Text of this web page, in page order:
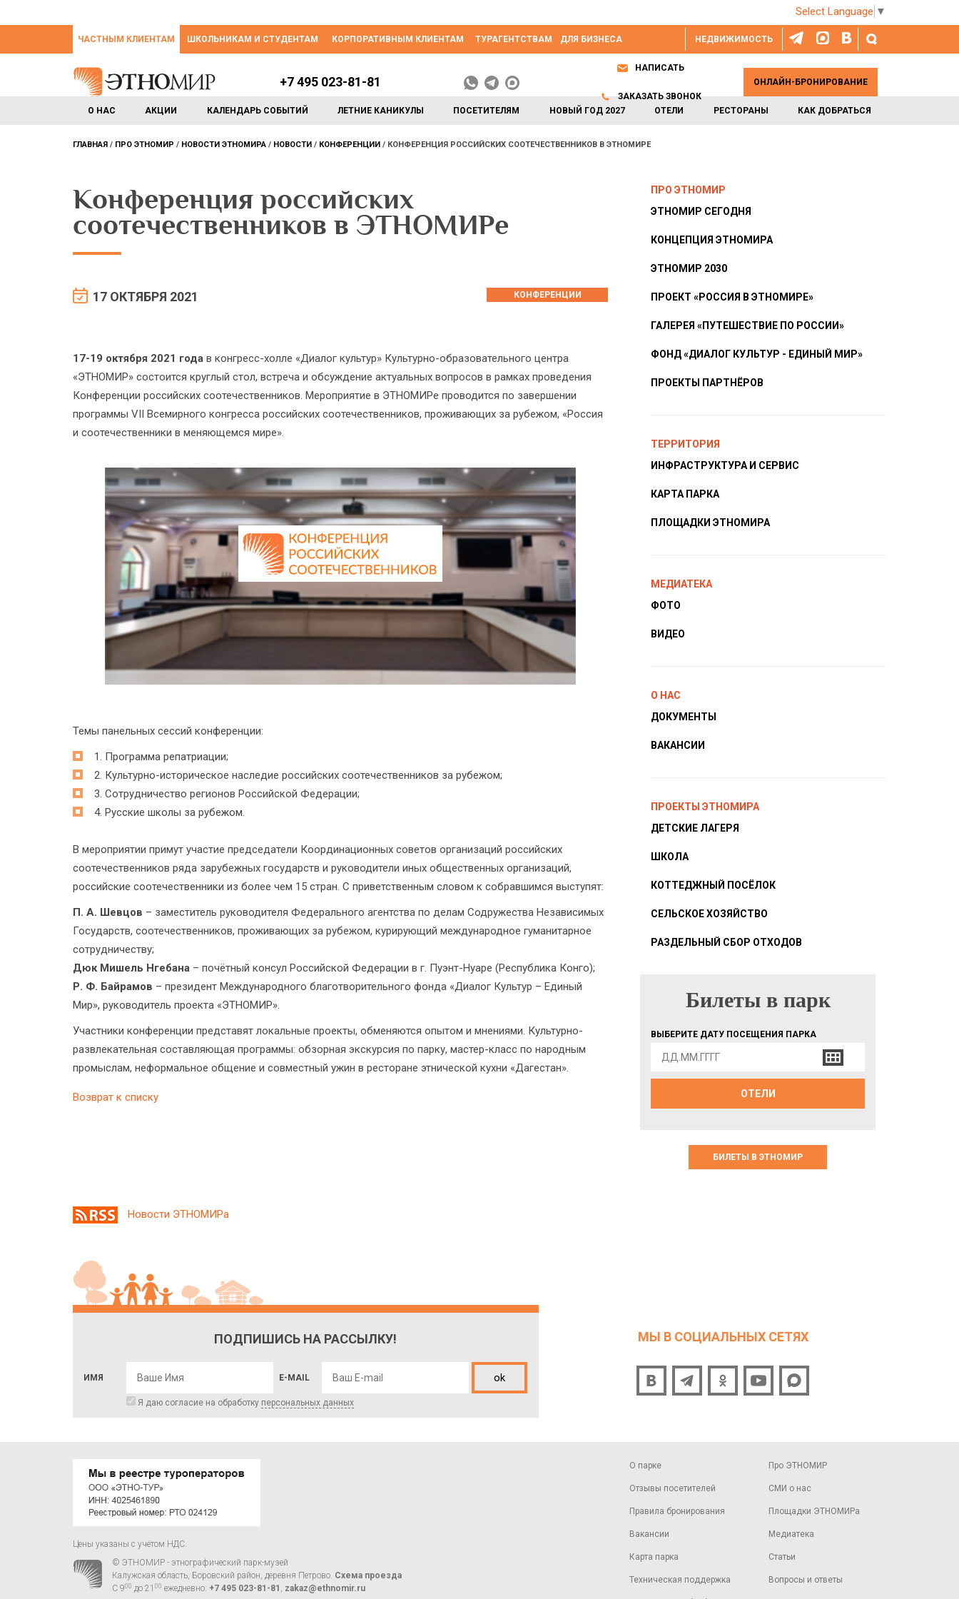
Select Language ▼
НЕДВИЖИМОСТЬ
ЧАСТНЫМ КЛИЕНТАМ ШКОЛЬНИКАМ И СТУДЕНТАМ КОРПОРАТИВНЫМ КЛИЕНТАМ ТУРАГЕНТСТВАМ ДЛЯ БИЗНЕСА
О НАС АКЦИИ КАЛЕНДАРЬ СОБЫТИЙ ЛЕТНИЕ КАНИКУЛЫ ПОСЕТИТЕЛЯМ НОВЫЙ ГОД 2027 ОТЕЛИ РЕСТОРАНЫ КАК ДОБРАТЬСЯ
+7 495 023-81-81
НАПИСАТЬ
ЗАКАЗАТЬ ЗВОНОК
ОНЛАЙН-БРОНИРОВАНИЕ
ГЛАВНАЯ ПРО ЭТНОМИР НОВОСТИ ЭТНОМИРА НОВОСТИ КОНФЕРЕНЦИИ КОНФЕРЕНЦИЯ РОССИЙСКИХ СООТЕЧЕСТВЕННИКОВ В ЭТНОМИРЕ
Конференция российских
соотечественников в ЭТНОМИРе
17 ОКТЯБРЯ 2021 КОНФЕРЕНЦИИ
17-19 октября 2021 года в конгресс-холле «Диалог культур» Культурно-образовательного центра
«ЭТНОМИР» состоится круглый стол, встреча и обсуждение актуальных вопросов в рамках проведения
Конференции российских соотечественников. Мероприятие в ЭТНОМИРе проводится по завершении
программы VII Всемирного конгресса российских соотечественников, проживающих за рубежом, «Россия
и соотечественники в меняющемся мире».
Темы панельных сессий конференции:
1. Программа репатриации;
2. Культурно-историческое наследие российских соотечественников за рубежом;
3. Сотрудничество регионов Российской Федерации;
4. Русские школы за рубежом.
В мероприятии примут участие председатели Координационных советов организаций российских
соотечественников ряда зарубежных государств и руководители иных общественных организаций,
российские соотечественники из более чем 15 стран. С приветственным словом к собравшимся выступят:
П. А. Шевцов – заместитель руководителя Федерального агентства по делам Содружества Независимых
Государств, соотечественников, проживающих за рубежом, курирующий международное гуманитарное
сотрудничеству;
Дюк Мишель Нгебана – почётный консул Российской Федерации в г. Пуэнт-Нуаре (Республика Конго);
Р. Ф. Байрамов – президент Международного благотворительного фонда «Диалог Культур – Единый
Мир», руководитель проекта «ЭТНОМИР».
Участники конференции представят локальные проекты, обменяются опытом и мнениями. Культурно-
развлекательная составляющая программы: обзорная экскурсия по парку, мастер-класс по народным
промыслам, неформальное общение и совместный ужин в ресторане этнической кухни «Дагестан».
Возврат к списку
ПРО ЭТНОМИР
ЭТНОМИР СЕГОДНЯ
КОНЦЕПЦИЯ ЭТНОМИРА
ЭТНОМИР 2030
ПРОЕКТ «РОССИЯ В ЭТНОМИРЕ»
ГАЛЕРЕЯ «ПУТЕШЕСТВИЕ ПО РОССИИ»
ФОНД «ДИАЛОГ КУЛЬТУР - ЕДИНЫЙ МИР»
ПРОЕКТЫ ПАРТНЁРОВ
ТЕРРИТОРИЯ
ИНФРАСТРУКТУРА И СЕРВИС
КАРТА ПАРКА
ПЛОЩАДКИ ЭТНОМИРА
МЕДИАТЕКА
ФОТО
ВИДЕО
О НАС
ДОКУМЕНТЫ
ВАКАНСИИ
ПРОЕКТЫ ЭТНОМИРА
ДЕТСКИЕ ЛАГЕРЯ
ШКОЛА
КОТТЕДЖНЫЙ ПОСЁЛОК
СЕЛЬСКОЕ ХОЗЯЙСТВО
РАЗДЕЛЬНЫЙ СБОР ОТХОДОВ
БИЛЕТЫ В ПАРК
Билеты в парк
ВЫБЕРИТЕ ДАТУ ПОСЕЩЕНИЯ ПАРКА
ОТЕЛИ
БИЛЕТЫ В ЭТНОМИР
Новости ЭТНОМИРа
ПОДПИШИСЬ НА РАССЫЛКУ!
ИМЯ E-MAIL ok
Я даю согласие на обработку персональных данных
МЫ В СОЦИАЛЬНЫХ СЕТЯХ
О парке
Отзывы посетителей
Правила бронирования
Вакансии
Карта парка
Техническая поддержка
Про ЭТНОМИР
СМИ о нас
Площадки ЭТНОМИРа
Медиатека
Статьи
Вопросы и ответы
Цены указаны с учётом НДС.
© ЭТНОМИР - этнографический парк-музей
Калужская область, Боровский район, деревня Петрово. Схема проезда
С 900 до 21 00 ежедневно: +7 495 023-81-81 , zakaz@ethnomir.ru